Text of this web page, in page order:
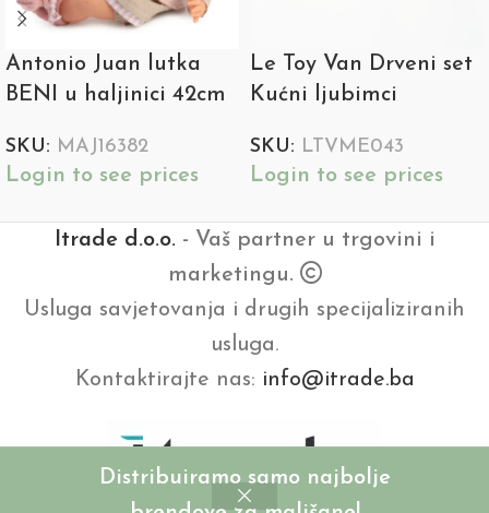
Distribuiramo samo najbolje
Antonio Juan lutka
BENI u haljinici 42cm
SKU: MAJ16382
Login to see prices
Le Toy Van Drveni set
Kućni ljubimci
SKU: LTVME043
Login to see prices
Itrade d.o.o.- Vaš partner u trgovini i
marketingu.
Usluga savjetovanja i drugih specijaliziranih
usluga.
Kontaktirajte nas: info@itrade.ba